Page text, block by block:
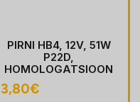
PIRNI HB4, 12V, 51W
P22D,
HOMOLOGATSIOON
3,80€